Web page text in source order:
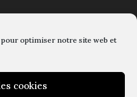
optimiser notre site web et
cookies